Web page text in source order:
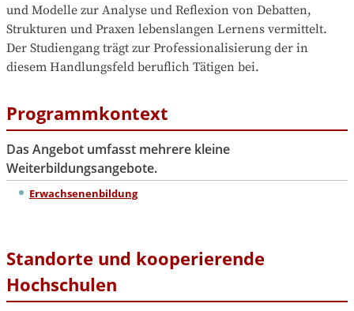
und Modelle zur Analyse und Reflexion von Debatten,
Strukturen und Praxen lebenslangen Lernens vermittelt.
Der Studiengang trägt zur Professionalisierung der in
diesem Handlungsfeld beruflich Tätigen bei.
Programmkontext
Das Angebot umfasst mehrere kleine
Weiterbildungsangebote.
Erwachsenenbildung
Standorte und kooperierende
Hochschulen